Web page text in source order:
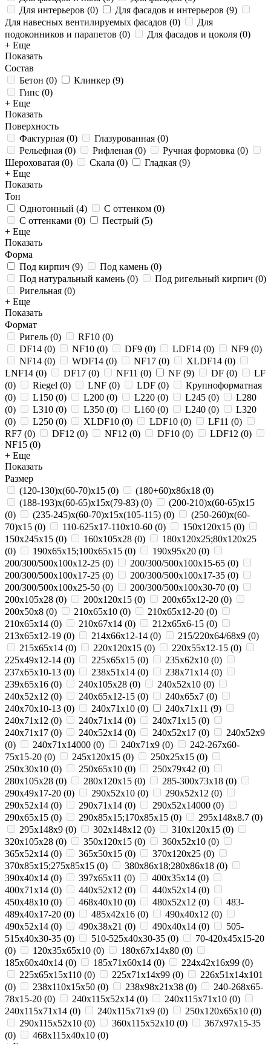
Для интерьеров (0) Для фасадов и интерьеров (9)
Для навесных вентилируемых фасадов (0)
Для
подоконников и парапетов (0) Для фасадов и цоколя (0)
+ Еще
Показать
Состав
Бетон (0) Клинкер (9)
Гипс (0)
+ Еще
Показать
Поверхность
Фактурная (0) Глазурованная (0)
Рельефная (0) Рифленая (0) Ручная формовка (0)
Шероховатая (0) Скала (0) Гладкая (9)
+ Еще
Показать
Тон
Однотонный (4) С оттенком (0)
С оттенками (0) Пестрый (5)
+ Еще
Показать
Форма
Под кирпич (9) Под камень (0)
Под натуральный камень (0) Под ригельный кирпич (0)
Ригельная (0)
+ Еще
Показать
Формат
Ригель (0) RF10 (0)
DF14 (0) NF10 (0) DF9 (0) LDF14 (0) NF9 (0)
NF14 (0) WDF14 (0) NF17 (0) XLDF14 (0)
LNF14 (0) DF17 (0) NF11 (0) NF (9) DF (0)
LF
(0) Riegel (0) LNF (0) LDF (0)
Крупноформатная
(0) L150 (0) L200 (0) L220 (0) L245 (0)
L280
(0) L310 (0) L350 (0) L160 (0) L240 (0)
L320
(0) L250 (0) XLDF10 (0) LDF10 (0) LF11 (0)
RF7 (0) DF12 (0) NF12 (0) DF10 (0) LDF12 (0)
NF15 (0)
+ Еще
Показать
Размер
(120-130)х(60-70)х15 (0) (180+60)х86х18 (0)
(188-193)х(60-65)х15х(79-83) (0)
(200-210)х(60-65)х15
(0) (235-245)х(60-70)х15х(105-115) (0)
(250-260)х(60-
70)х15 (0) 110-625x17-110x10-60 (0) 150x120x15 (0)
150x245x15 (0) 160x105x28 (0)
180х120х25;80х120х25
(0) 190х65х15;100х65х15 (0) 190х95х20 (0)
200/300/500x100x12-25 (0) 200/300/500x100x15-65 (0)
200/300/500x100x17-25 (0) 200/300/500x100x17-35 (0)
200/300/500x100x25-50 (0) 200/300/500x100x30-70 (0)
200x105x28 (0) 200x120x15 (0) 200x65x12-20 (0)
200х50х8 (0) 210x65x10 (0) 210x65x12-20 (0)
210x65x14 (0) 210х67х14 (0) 212x65x6-15 (0)
213x65x12-19 (0) 214x66x12-14 (0) 215/220х64/68х9 (0)
215х65х14 (0) 220x120x15 (0) 220x55x12-15 (0)
225x49x12-14 (0) 225х65х15 (0) 235x62x10 (0)
237x65x10-13 (0) 238х51х14 (0) 238х71х14 (0)
239х65х16 (0) 240x105x28 (0) 240x52x10 (0)
240x52x12 (0) 240x65x12-15 (0) 240x65x7 (0)
240x70x10-13 (0) 240x71x10 (0) 240x71x11 (9)
240x71x12 (0) 240x71x14 (0) 240x71x15 (0)
240x71x17 (0) 240х52х14 (0) 240х52х17 (0)
240х52х9
(0) 240х71х14000 (0) 240х71х9 (0)
242-267x60-
75x15-20 (0) 245x120x15 (0) 250x25x15 (0)
250x30x10 (0) 250x65x10 (0) 250х79х42 (0)
280x105x28 (0) 280x120x15 (0) 285-300x73x18 (0)
290x49x17-20 (0) 290x52x10 (0) 290x52x12 (0)
290x52x14 (0) 290x71x14 (0) 290х52х14000 (0)
290х65х15 (0) 290х85х15;170х85х15 (0) 295х148х8.7 (0)
295х148х9 (0) 302х148х12 (0) 310x120x15 (0)
320x105x28 (0) 350x120x15 (0) 360х52х10 (0)
365x52x14 (0) 365х50х15 (0) 370х120х25 (0)
370х85х15;275х85х15 (0) 380х86х18;280х86х18 (0)
390x40x14 (0) 397x65x11 (0) 400х35х14 (0)
400х71х14 (0) 440x52x12 (0) 440х52х14 (0)
450x48x10 (0) 468x40x10 (0) 480х52х12 (0)
483-
489x40x17-20 (0) 485х42х16 (0) 490x40x12 (0)
490x52x14 (0) 490х38х21 (0) 490х40х14 (0)
505-
515x40x30-35 (0) 510-525x40x30-35 (0)
70-420x45x15-20
(0) 120x35x65x10 (0) 180х67х14х80 (0)
185x60x40x14 (0) 185х71х60х14 (0) 224х42х16х99 (0)
225х65х15х110 (0) 225х71х14х99 (0)
226х51х14х101
(0) 238х110х15х50 (0) 238х98х21х38 (0)
240-268x65-
78x15-20 (0) 240x115x52x14 (0) 240x115x71x10 (0)
240x115x71x14 (0) 240x115x71x9 (0) 250x120x65x10 (0)
290x115x52x10 (0) 360x115x52x10 (0)
367x97x15-35
(0) 468x115x40x10 (0)